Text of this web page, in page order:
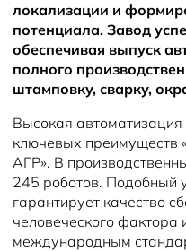
локализации и
потенциала. Завод
обеспечивая выпуск
полного
штамповку, сварку,
Высокая автоматизация
ключевых преимуществ
АГР». В
245 роботов. Подобный
гарантирует качество
человеческого фактора
международным